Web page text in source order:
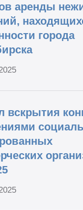
аренды
города
вскрытия